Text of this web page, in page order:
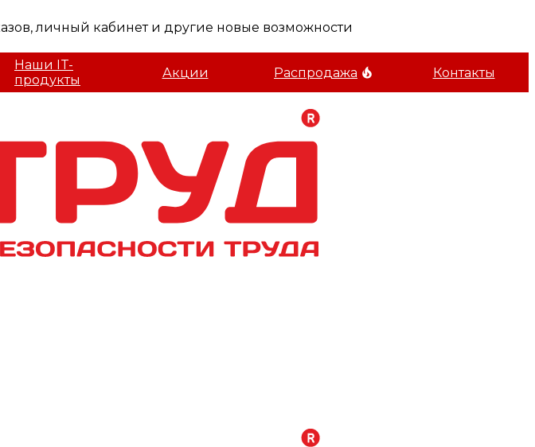
личный кабинет и другие новые возможности
Наши IT-
продукты
Акции Распродажа Контакты